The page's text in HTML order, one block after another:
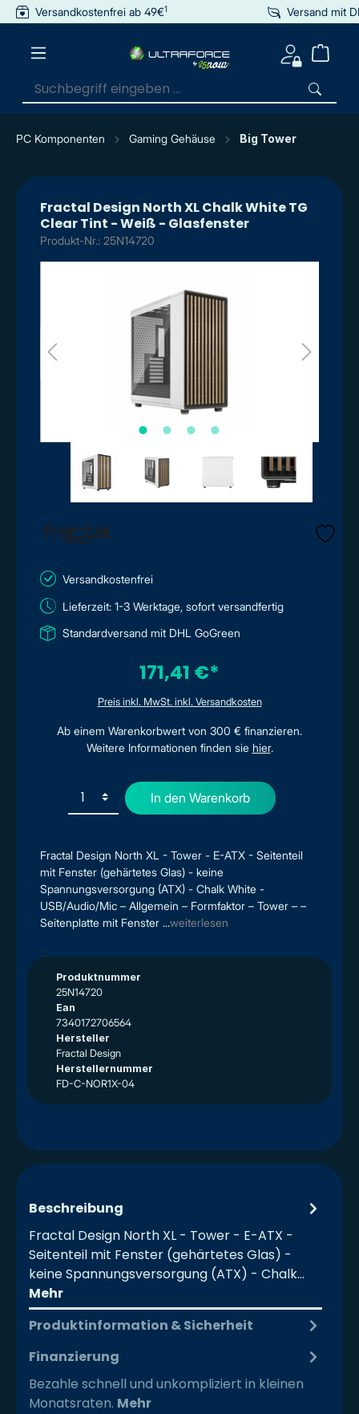
springen
Versandkostenfrei ab 49€1 Versand mit
PC Komponenten Gaming Gehäuse Big Tower
Fractal Design North XL Chalk White TG
Clear Tint - Weiß - Glasfenster
Produkt-Nr.: 25N14720
Fractal Design North XL - Tower - E-ATX - Seitenteil
mit Fenster (gehärtetes Glas) - keine
Spannungsversorgung (ATX) - Chalk White -
USB/Audio/Mic – Allgemein – Formfaktor – Tower – –
Seitenplatte mit Fenster ...weiterlesen
Produktnummer
25N14720
Ean
7340172706564
Hersteller
Fractal Design
Herstellernummer
FD-C-NOR1X-04
Versandkostenfrei
Lieferzeit: 1-3 Werktage, sofort versandfertig
Standardversand mit DHL GoGreen
171,41 €*
Preis inkl. MwSt. inkl. Versandkosten
Ab einem Warenkorbwert von 300 € finanzieren.
Weitere Informationen finden sie hier.
In den Warenkorb
Beschreibung
Fractal Design North XL - Tower - E-ATX -
Seitenteil mit Fenster (gehärtetes Glas) -
keine Spannungsversorgung (ATX) - Chalk…
Mehr
Produktinformation & Sicherheit
Finanzierung
Bezahle schnell und unkompliziert in kleinen
Monatsraten. Mehr